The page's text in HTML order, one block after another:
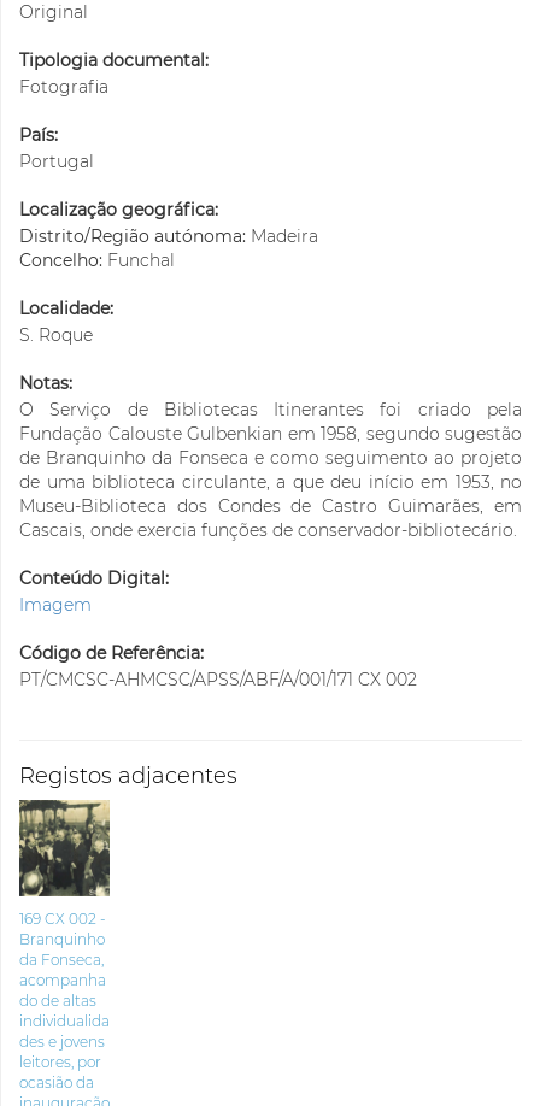
Original
Tipologia documental:
Fotografia
País:
Portugal
Localização geográfica:
Distrito/Região autónoma: Madeira
Concelho: Funchal
Localidade:
S. Roque
Notas:
O Serviço de Bibliotecas Itinerantes foi criado pela
Fundação Calouste Gulbenkian em 1958, segundo sugestão
de Branquinho da Fonseca e como seguimento ao projeto
de uma biblioteca circulante, a que deu início em 1953, no
Museu-Biblioteca dos Condes de Castro Guimarães, em
Cascais, onde exercia funções de conservador-bibliotecário.
Conteúdo Digital:
Imagem
Código de Referência:
PT/CMCSC-AHMCSC/APSS/ABF/A/001/171 CX 002
Registos adjacentes
169 CX 002 -
Branquinho
da Fonseca,
acompanha
do de altas
individualida
des e jovens
leitores, por
ocasião da